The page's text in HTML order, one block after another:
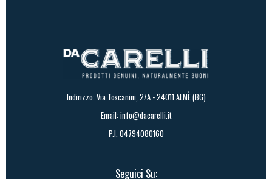
Indirizzo: Via Toscanini, 2/A - 24011 ALMÈ (BG)
Email: info@dacarelli.it
P.I. 04794080160
Seguici Su: